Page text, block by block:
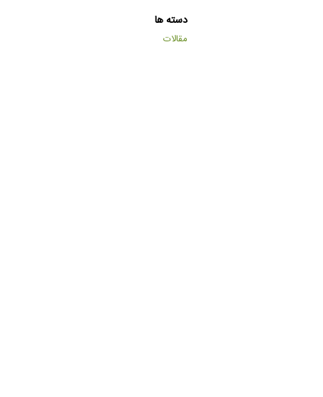
دسته ها
مقالات